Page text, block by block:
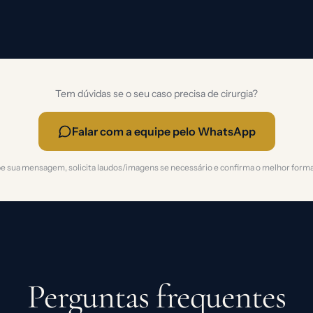
Tem dúvidas se o seu caso precisa de cirurgia?
Falar com a equipe pelo WhatsApp
sua mensagem, solicita laudos/imagens se necessário e confirma o melhor
Perguntas frequentes